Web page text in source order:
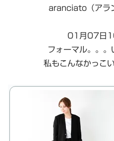
aranciato（アラ
01月07日
フォーマル。。。
私もこんなかっこ